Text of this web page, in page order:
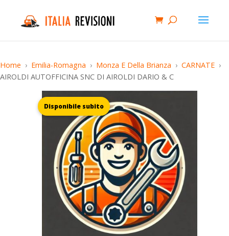
Home Emilia-Romagna Monza E Della Brianza
CARNATE
AIROLDI AUTOFFICINA SNC DI AIROLDI DARIO & C